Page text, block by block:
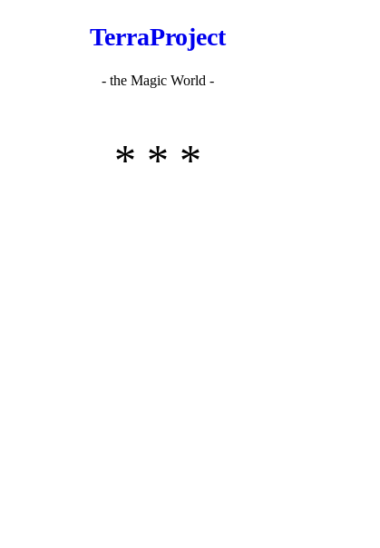
TerraProject
- the Magic World -
* * *